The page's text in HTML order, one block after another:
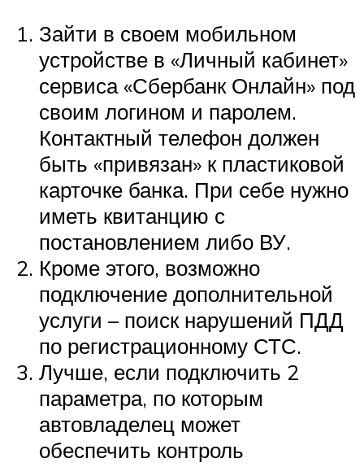
Зайти в своем мобильном
устройстве в «Личный кабинет»
сервиса «Сбербанк Онлайн» под
своим логином и паролем.
Контактный телефон должен
быть «привязан» к пластиковой
карточке банка. При себе нужно
иметь квитанцию с
постановлением либо ВУ.
Кроме этого, возможно
подключение дополнительной
услуги – поиск нарушений ПДД
по регистрационному СТС.
Лучше, если подключить 2
параметра, по которым
автовладелец может
обеспечить контроль